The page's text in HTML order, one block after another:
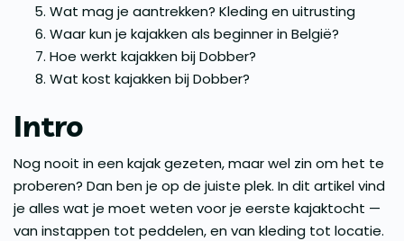
Wat mag je aantrekken? Kleding en uitrusting
Waar kun je kajakken als beginner in België?
Hoe werkt kajakken bij Dobber?
Wat kost kajakken bij Dobber?
Intro
Nog nooit in een kajak gezeten, maar wel zin om het te
proberen? Dan ben je op de juiste plek. In dit artikel vind
je alles wat je moet weten voor je eerste kajaktocht —
van instappen tot peddelen, en van kleding tot locatie.